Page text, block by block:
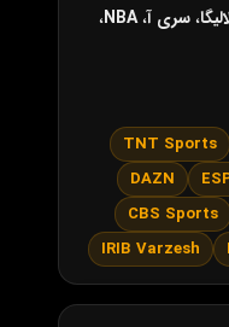
،سری آ،NBA،
TNT Sports
DAZN
CBS Sports
IRIB Varzesh